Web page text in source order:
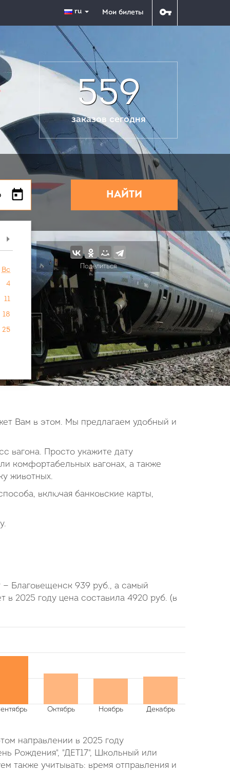
ru Мои билеты
559
заказов сегодня
НАЙТИ
Поделиться
Вам в этом. Мы предлагаем удобный и
вагона. Просто укажите дату
комфортабельных вагонах, а также
животных.
включая банковские карты,
— Благовещенск 939 руб., а самый
в 2025 году цена составила 4920 руб. (в
направлении в 2025 году
Рождения", "ДЕТ17", Школьный или
также учитывать: время отправления и
Вс
4
11
18
25